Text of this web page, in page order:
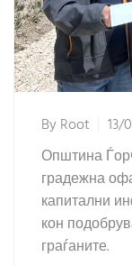
ByRoot 13/
Општина
градежна
капитални
кон
граѓаните.